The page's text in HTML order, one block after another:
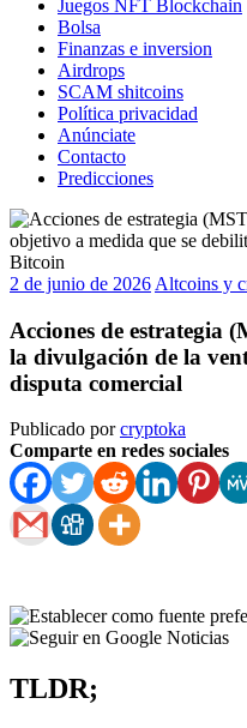
Juegos NFT Blockchain
Bolsa
Finanzas e inversion
Airdrops
SCAM shitcoins
Política privacidad
Anúnciate
Contacto
Predicciones
2 de junio de 2026 Altcoins y
Acciones de estrategia
la divulgación de la
disputa comercial
Publicado porcryptoka
Comparte en redes sociales
TLDR;